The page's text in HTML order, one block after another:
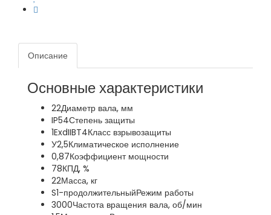
Описание
Основные характеристики
22Диаметр вала, мм
IP54Степень защиты
1ExdIIBT4Класс взрывозащиты
У2,5Климатическое исполнение
0,87Коэффициент мощности
78КПД, %
22Масса, кг
S1-продолжительныйРежим работы
3000Частота вращения вала, об/мин